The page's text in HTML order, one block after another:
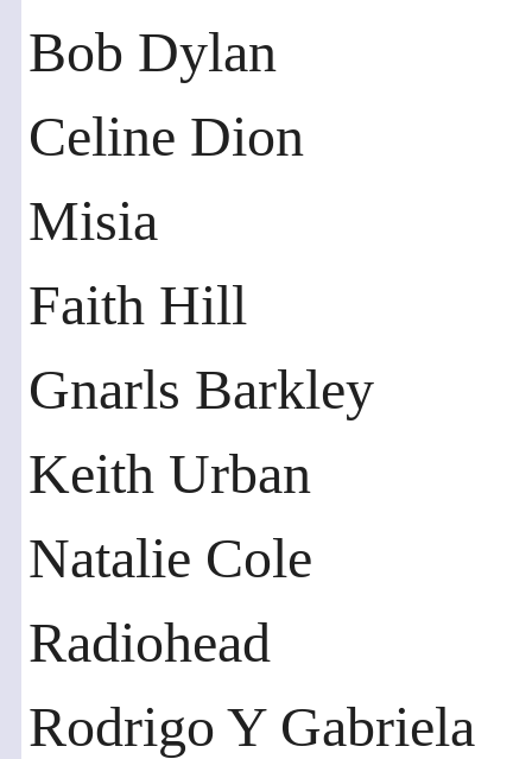
Bob Dylan
Celine Dion
Misia
Faith Hill
Gnarls Barkley
Keith Urban
Natalie Cole
Radiohead
Rodrigo Y Gabriela